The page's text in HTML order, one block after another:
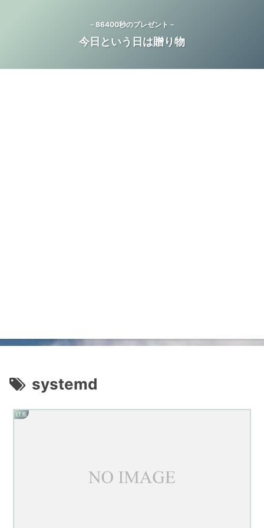
－86400秒のプレゼント－
今日という日は贈り物
systemd
IT系